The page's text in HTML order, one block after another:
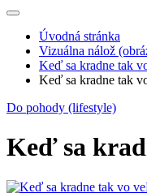
Úvodná stránka
Vizuálna nálož
Keď sa kradne tak
Keď sa kradne tak
Do pohody (lifestyle)
Keď sa